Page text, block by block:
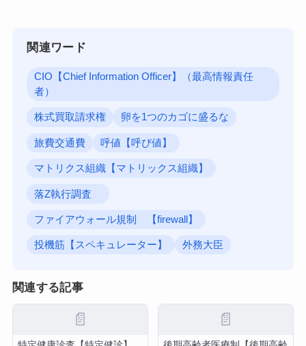
関連ワード
CIO【Chief Information Officer】（最高情報責任
者）
株式買取請求権 卵を1つのカゴに盛るな
旅費交通費 呼値【呼び値】
マトリクス組織【マトリックス組織】
落Z執行調査
ファイアウォール規制 【firewall】
投機筋【スペキュレーター】 外務大臣
関連する記事
📄 📄